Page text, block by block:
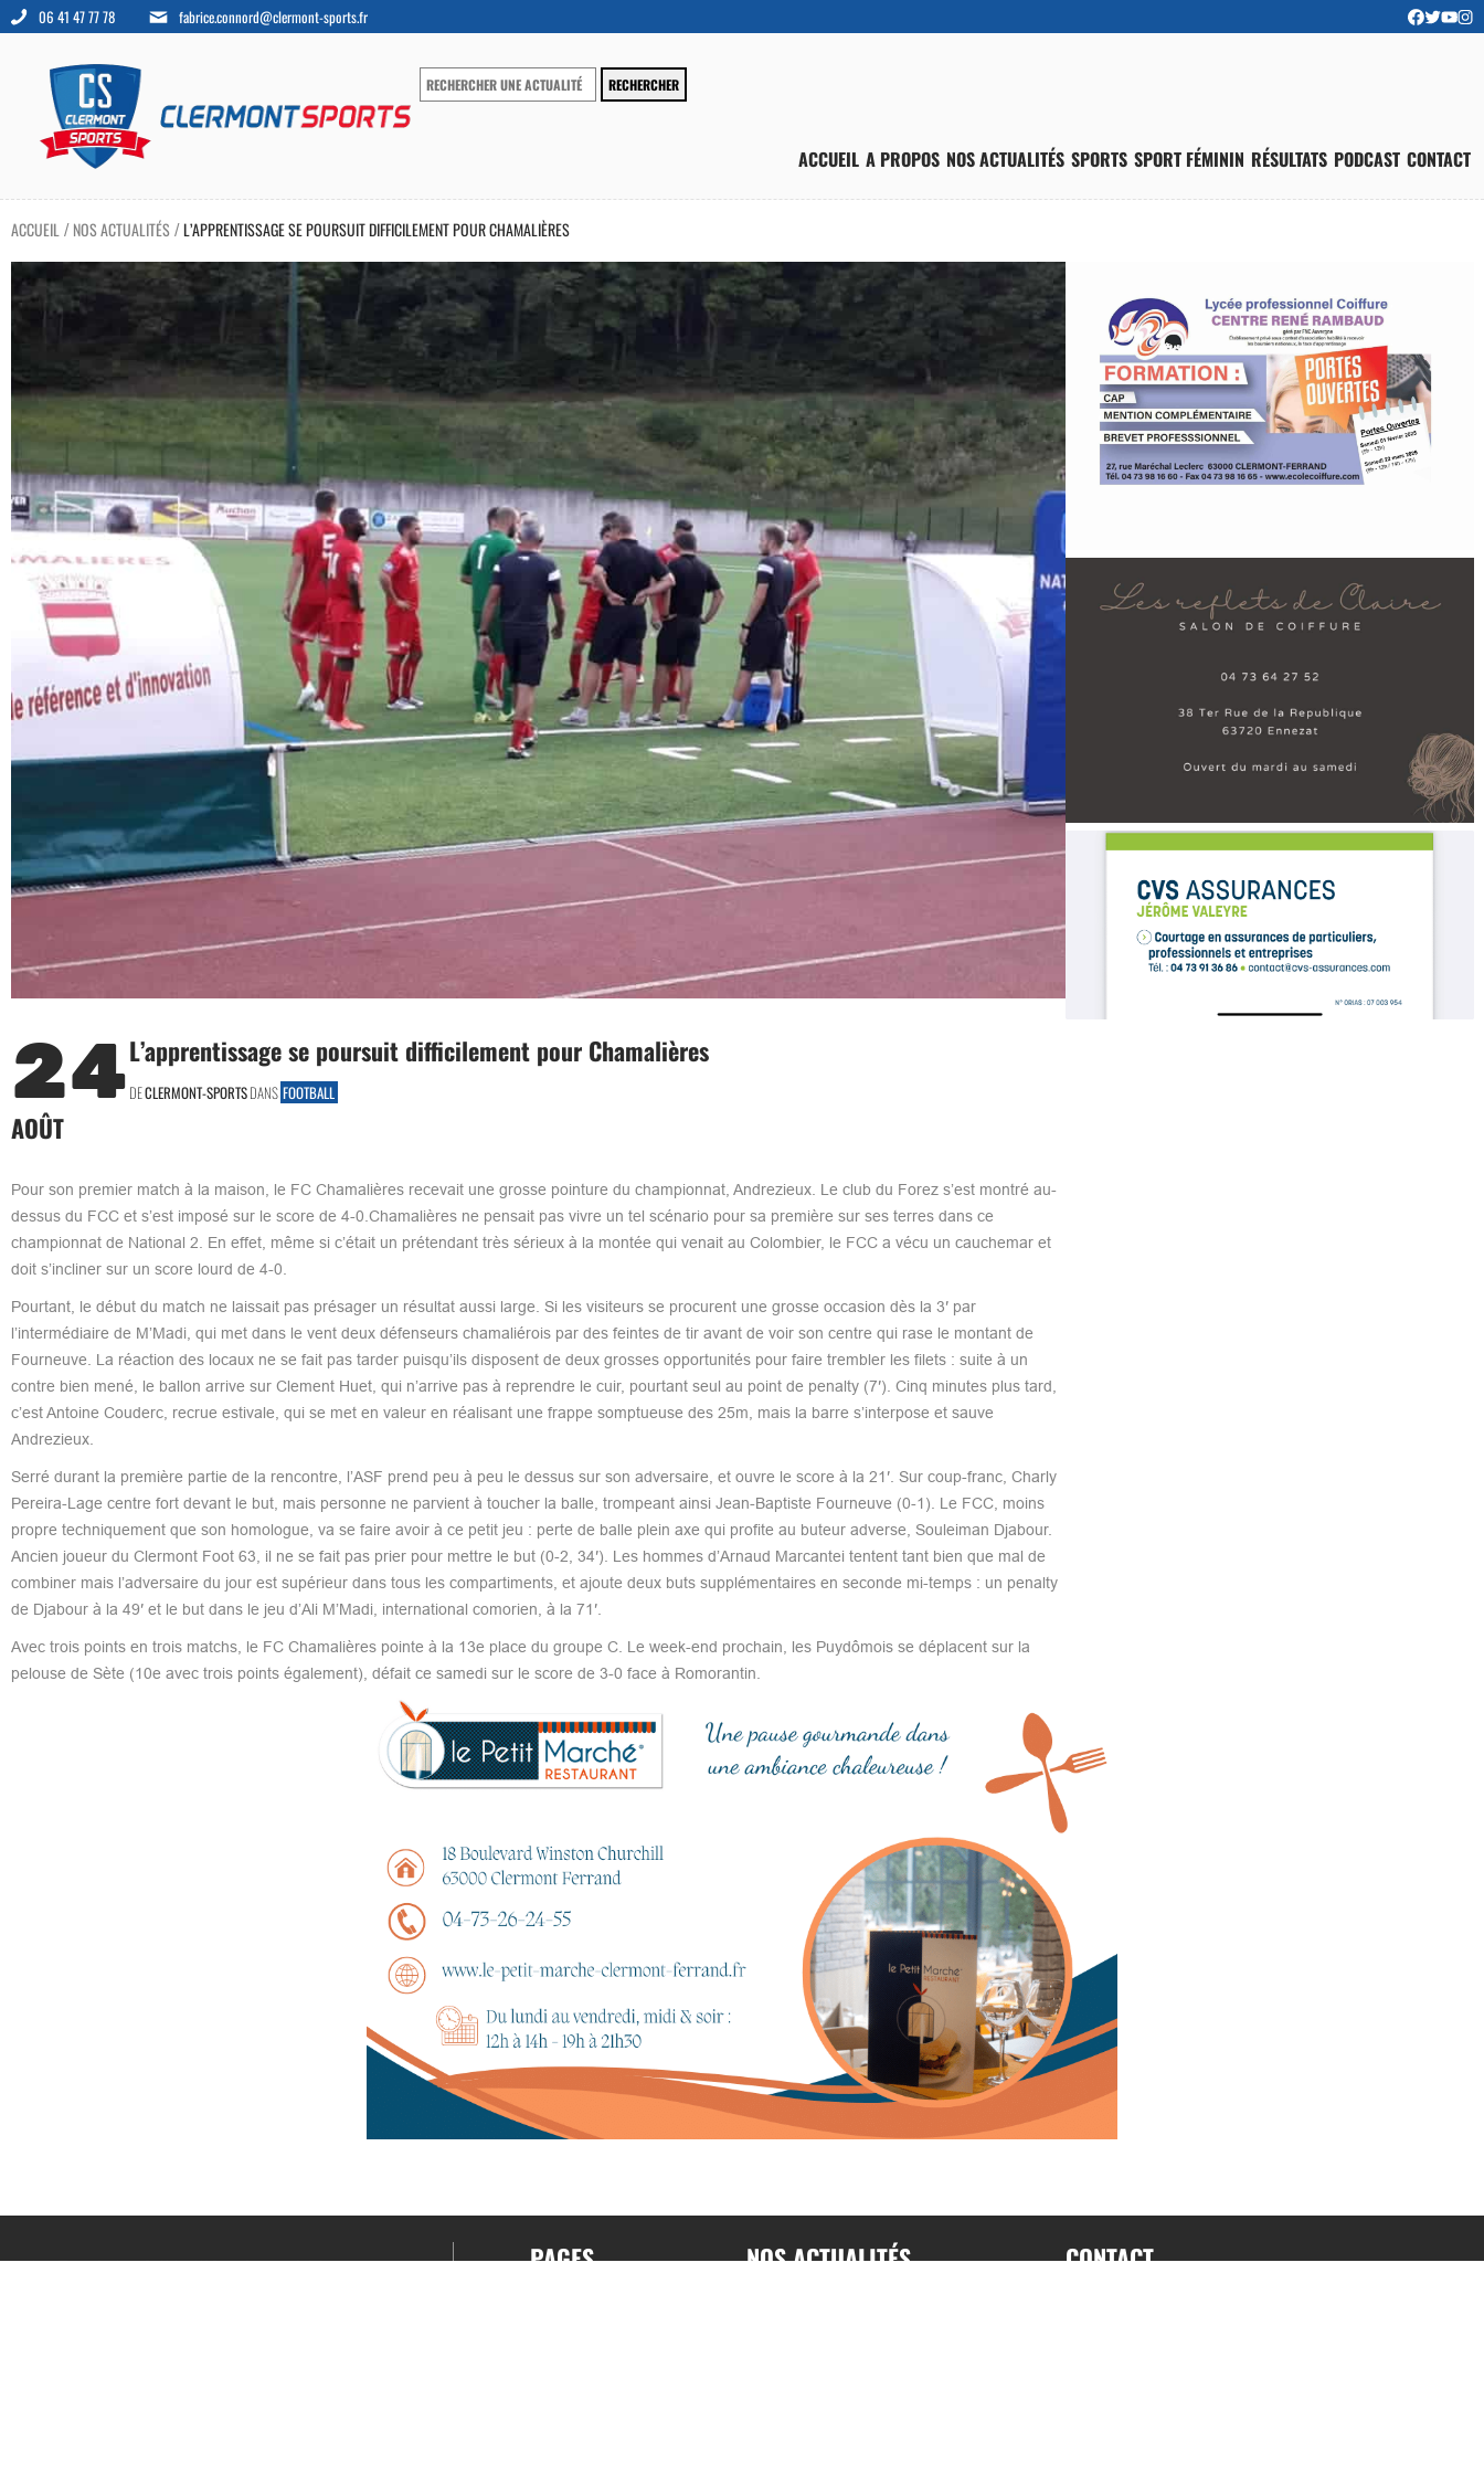
06 41 47 77 78 fabrice.connord@clermont-sports.fr
ACCUEIL A PROPOS NOS ACTUALITÉS SPORTS SPORT FÉMININ RÉSULTATS PODCAST CONTACT
ACCUEIL / NOS ACTUALITÉS/L’APPRENTISSAGE SE POURSUIT DIFFICILEMENT POUR CHAMALIÈRES
24
AOÛT
L’apprentissage se poursuit difficilement pour Chamalières
DECLERMONT-SPORTSDANS FOOTBALL
Pour son premier match à la maison, le FC Chamalières recevait une grosse pointure du championnat, Andrezieux. Le club du Forez s’est montré au-
dessus du FCC et s’est imposé sur le score de 4-0.Chamalières ne pensait pas vivre un tel scénario pour sa première sur ses terres dans ce
championnat de National 2. En effet, même si c’était un prétendant très sérieux à la montée qui venait au Colombier, le FCC a vécu un cauchemar et
doit s’incliner sur un score lourd de 4-0.
Pourtant, le début du match ne laissait pas présager un résultat aussi large. Si les visiteurs se procurent une grosse occasion dès la 3′ par
l’intermédiaire de M’Madi, qui met dans le vent deux défenseurs chamaliérois par des feintes de tir avant de voir son centre qui rase le montant de
Fourneuve. La réaction des locaux ne se fait pas tarder puisqu’ils disposent de deux grosses opportunités pour faire trembler les filets : suite à un
contre bien mené, le ballon arrive sur Clement Huet, qui n’arrive pas à reprendre le cuir, pourtant seul au point de penalty (7′). Cinq minutes plus tard,
c’est Antoine Couderc, recrue estivale, qui se met en valeur en réalisant une frappe somptueuse des 25m, mais la barre s’interpose et sauve
Andrezieux.
Serré durant la première partie de la rencontre, l’ASF prend peu à peu le dessus sur son adversaire, et ouvre le score à la 21′. Sur coup-franc, Charly
Pereira-Lage centre fort devant le but, mais personne ne parvient à toucher la balle, trompeant ainsi Jean-Baptiste Fourneuve (0-1). Le FCC, moins
propre techniquement que son homologue, va se faire avoir à ce petit jeu : perte de balle plein axe qui profite au buteur adverse, Souleiman Djabour.
Ancien joueur du Clermont Foot 63, il ne se fait pas prier pour mettre le but (0-2, 34′). Les hommes d’Arnaud Marcantei tentent tant bien que mal de
combiner mais l’adversaire du jour est supérieur dans tous les compartiments, et ajoute deux buts supplémentaires en seconde mi-temps : un penalty
de Djabour à la 49′ et le but dans le jeu d’Ali M’Madi, international comorien, à la 71′.
Avec trois points en trois matchs, le FC Chamalières pointe à la 13e place du groupe C. Le week-end prochain, les Puydômois se déplacent sur la
pelouse de Sète (10e avec trois points également), défait ce samedi sur le score de 3-0 face à Romorantin.
PAGES NOS ACTUALITÉS CONTACT